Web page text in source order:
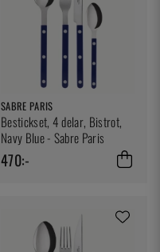
SABRE PARIS
Bestickset, 4 delar, Bistrot,
Navy Blue - Sabre Paris
470:-